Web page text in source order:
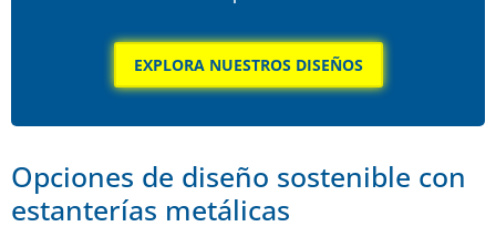
EXPLORA NUESTROS DISEÑOS
Opciones de diseño sostenible con
estanterías metálicas